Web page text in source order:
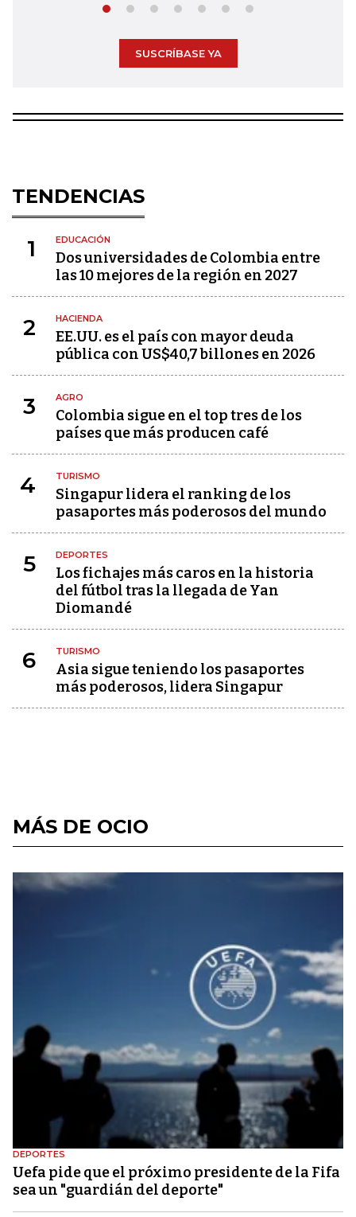
SUSCRÍBASE YA
TENDENCIAS
1 EDUCACIÓN
Dos universidades de Colombia entre
las 10 mejores de la región en 2027
2 HACIENDA
EE.UU. es el país con mayor deuda
pública con US$40,7 billones en 2026
3 AGRO
Colombia sigue en el top tres de los
países que más producen café
4 TURISMO
Singapur lidera el ranking de los
pasaportes más poderosos del mundo
5 DEPORTES
Los fichajes más caros en la historia
del fútbol tras la llegada de Yan
Diomandé
6 TURISMO
Asia sigue teniendo los pasaportes
más poderosos, lidera Singapur
MÁS DE OCIO
DEPORTES
Uefa pide que el próximo presidente de la Fifa
sea un "guardián del deporte"